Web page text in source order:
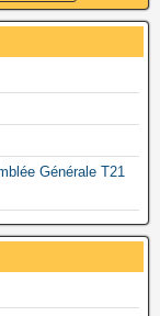
Générale T21